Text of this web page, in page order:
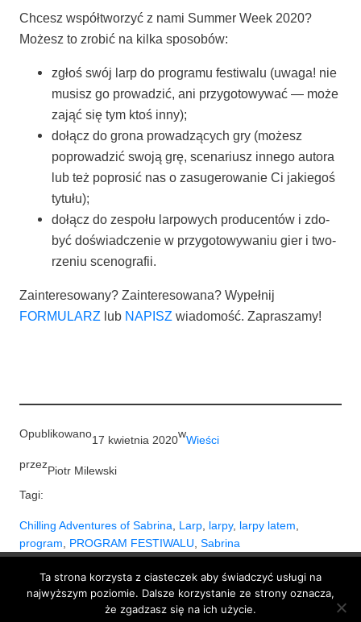
Chcesz współ­two­rzyć z nami Sum­mer Week 2020?
Możesz to zro­bić na kil­ka sposobów:
zgłoś swój larp do pro­gra­mu festi­wa­lu (uwa­ga! nie
musisz go pro­wa­dzić, ani przy­go­to­wy­wać — może
zająć się tym ktoś inny);
dołącz do gro­na pro­wa­dzą­cych gry (możesz
popro­wa­dzić swo­ją grę, sce­na­riusz inne­go auto­ra
lub też popro­sić nas o zasu­ge­ro­wa­nie Ci jakie­goś
tytułu);
dołącz do zespo­łu lar­po­wych pro­du­cen­tów i zdo­
być doświad­cze­nie w przy­go­to­wy­wa­niu gier i two­
rze­niu scenografii.
Zain­te­re­so­wa­ny? Zain­te­re­so­wa­na? Wypeł­nij
FORMULARZ lub NAPISZ wia­do­mość. Zapraszamy!
Opublikowano17 kwietnia 2020wWieści
przezPiotr Milewski
Tagi:
Chilling Adventures of Sabrina Larp larpy, larpy latem
program
PROGRAM FESTIWALU Sabrina
BlackBox 3City
Dumnie wspierane przez WordPress
Ta strona korzysta z ciasteczek aby świadczyć usługi na
najwyższym poziomie. Dalsze korzystanie ze strony oznacza,
że zgadzasz się na ich użycie.